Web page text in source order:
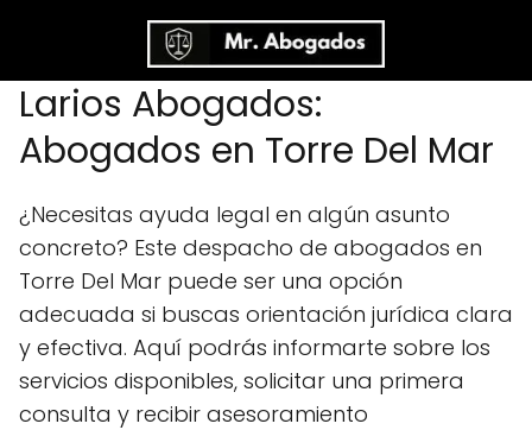
Larios Abogados:
Abogados en Torre Del Mar
¿Necesitas ayuda legal en algún asunto
concreto? Este despacho de abogados en
Torre Del Mar puede ser una opción
adecuada si buscas orientación jurídica clara
y efectiva. Aquí podrás informarte sobre los
servicios disponibles, solicitar una primera
consulta y recibir asesoramiento